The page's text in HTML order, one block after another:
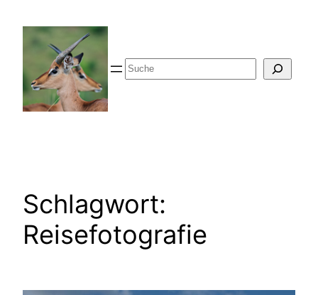
springen
Suche
Schlagwort:
Reisefotografie